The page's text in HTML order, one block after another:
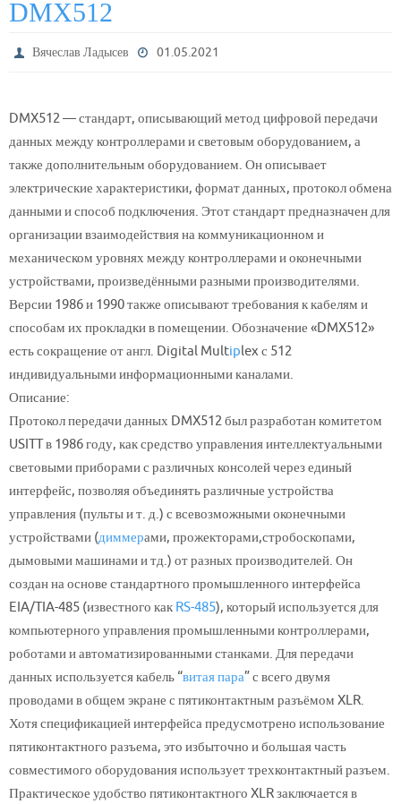
DMX512
Вячеслав Ладысев 01.05.2021
DMX512 — стандарт, описывающий метод цифровой передачи
данных между контроллерами и световым оборудованием, а
также дополнительным оборудованием. Он описывает
электрические характеристики, формат данных, протокол обмена
данными и способ подключения. Этот стандарт предназначен для
организации взаимодействия на коммуникационном и
механическом уровнях между контроллерами и оконечными
устройствами, произведёнными разными производителями.
Версии 1986 и 1990 также описывают требования к кабелям и
способам их прокладки в помещении. Обозначение «DMX512»
есть сокращение от англ. Digital Multiplex с 512
индивидуальными информационными каналами.
Описание:
Протокол передачи данных DMX512 был разработан комитетом
USITT в 1986 году, как средство управления интеллектуальными
световыми приборами с различных консолей через единый
интерфейс, позволяя объединять различные устройства
управления (пульты и т. д.) с всевозможными оконечными
устройствами (диммерами, прожекторами,стробоскопами,
дымовыми машинами и тд.) от разных производителей. Он
создан на основе стандартного промышленного интерфейса
EIA/TIA-485 (известного как RS-485), который используется для
компьютерного управления промышленными контроллерами,
роботами и автоматизированными станками. Для передачи
данных используется кабель “витая пара” с всего двумя
проводами в общем экране с пятиконтактным разъёмом XLR.
Хотя спецификацией интерфейса предусмотрено использование
пятиконтактного разъема, это избыточно и большая часть
совместимого оборудования использует трехконтактный разъем.
Практическое удобство пятиконтактного XLR заключается в